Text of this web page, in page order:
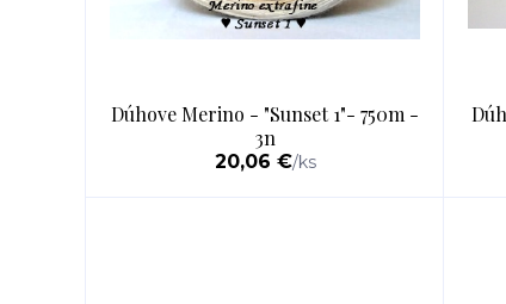
Dúhove Merino - "Sunset 1"- 750m -
3n
20,06 €/ks